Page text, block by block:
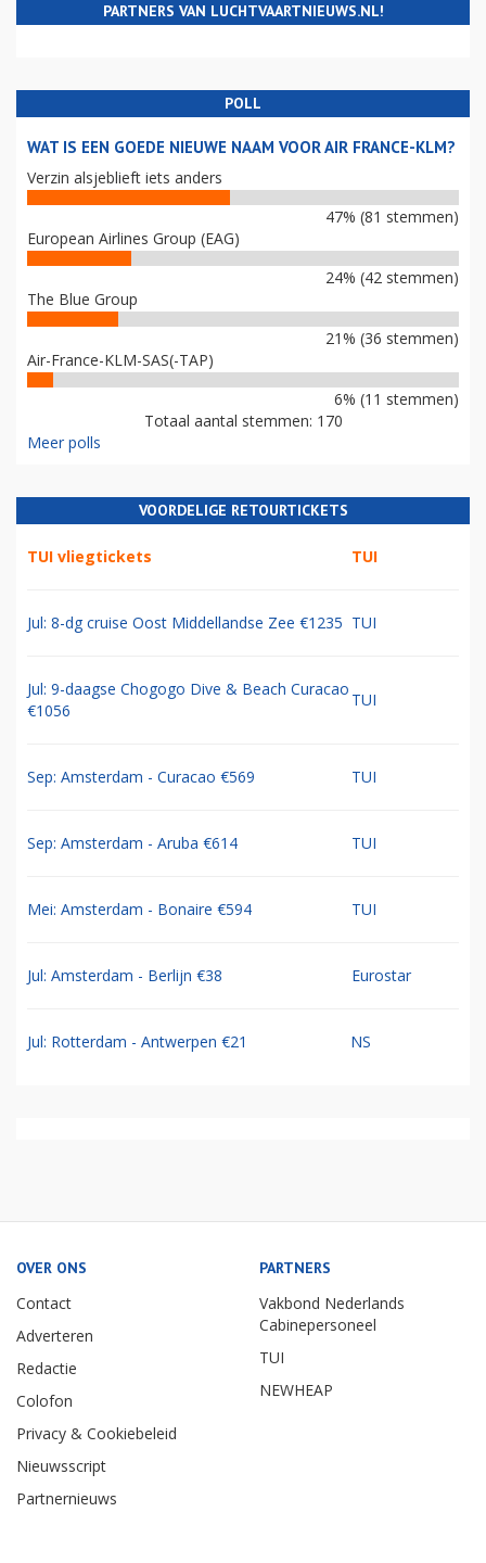
PARTNERS VAN LUCHTVAARTNIEUWS.NL!
POLL
WAT IS EEN GOEDE NIEUWE NAAM VOOR AIR FRANCE-KLM?
Verzin alsjeblieft iets anders
47% (81 stemmen)
European Airlines Group (EAG)
24% (42 stemmen)
The Blue Group
21% (36 stemmen)
Air-France-KLM-SAS(-TAP)
6% (11 stemmen)
Totaal aantal stemmen: 170
Meer polls
VOORDELIGE RETOURTICKETS
TUI vliegtickets TUI
Jul: 8-dg cruise Oost Middellandse Zee €1235 TUI
Jul: 9-daagse Chogogo Dive & Beach Curacao
€1056
TUI
Sep: Amsterdam - Curacao €569 TUI
Sep: Amsterdam - Aruba €614 TUI
Mei: Amsterdam - Bonaire €594 TUI
Jul: Amsterdam - Berlijn €38 Eurostar
Jul: Rotterdam - Antwerpen €21 NS
OVER ONS
Contact
Adverteren
Redactie
Colofon
Privacy & Cookiebeleid
Nieuwsscript
Partnernieuws
PARTNERS
Vakbond Nederlands
Cabinepersoneel
TUI
NEWHEAP